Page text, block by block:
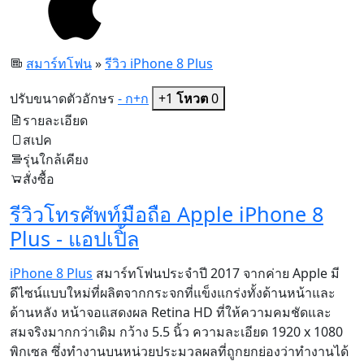
สมาร์ทโฟน»รีวิว iPhone 8 Plus
ปรับขนาดตัวอักษร - ก+ก +1 โหวต0
รายละเอียด
สเปค
รุ่นใกล้เคียง
สั่งซื้อ
รีวิวโทรศัพท์มือถือ Apple iPhone 8
Plus - แอปเปิ้ล
iPhone 8 Plus สมาร์ทโฟนประจำปี 2017 จากค่าย Apple มี
ดีไซน์แบบใหม่ที่ผลิตจากกระจกที่แข็งแกร่งทั้งด้านหน้าและ
ด้านหลัง หน้าจอแสดงผล Retina HD ที่ให้ความคมชัดและ
สมจริงมากกว่าเดิม กว้าง 5.5 นิ้ว ความละเอียด 1920 x 1080
พิกเซล ซึ่งทำงานบนหน่วยประมวลผลที่ถูกยกย่องว่าทำงานได้